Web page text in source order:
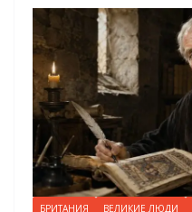
БРИТАНИЯ ВЕЛИКИЕ ЛЮДИ